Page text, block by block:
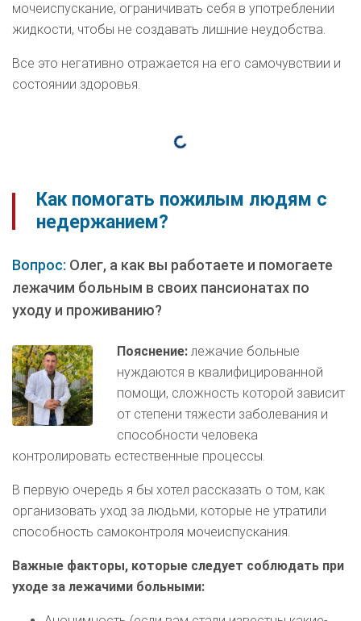
мочеиспускание, ограничивать себя в употреблении
жидкости, чтобы не создавать лишние неудобства.
Все это негативно отражается на его самочувствии и
состоянии здоровья.
Как помогать пожилым людям с
недержанием?
Вопрос: Олег, а как вы работаете и помогаете
лежачим больным в своих пансионатах по
уходу и проживанию?
Пояснение: лежачие больные
нуждаются в квалифицированной
помощи, сложность которой зависит
от степени тяжести заболевания и
способности человека
контролировать естественные процессы.
В первую очередь я бы хотел рассказать о том, как
организовать уход за людьми, которые не утратили
способность самоконтроля мочеиспускания.
Важные факторы, которые следует соблюдать при
уходе за лежачими больными: